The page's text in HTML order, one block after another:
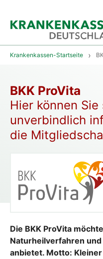
Krankenkassen-Startseite
BKK ProVita
Hier können
unverbindlich
die
Die BKK ProVita
Naturheilverfahren
anbietet. Motto: